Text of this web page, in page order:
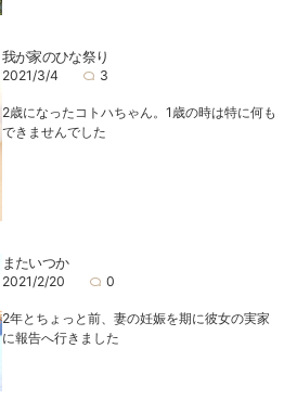
我が家のひな祭り
2021/3/4 3
2歳になったコトハちゃん。1歳の時は特に何も
できませんでした
またいつか
2021/2/20 0
2年とちょっと前、妻の妊娠を期に彼女の実家
に報告へ行きました